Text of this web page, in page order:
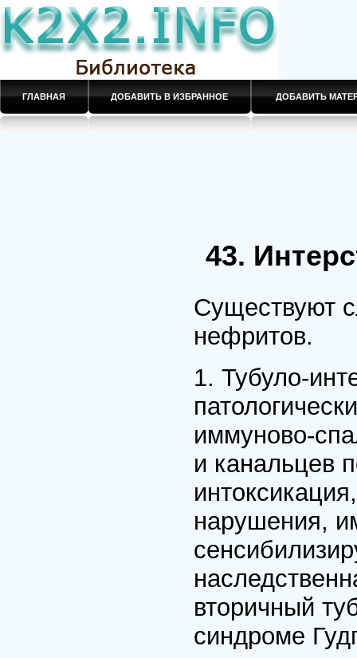
ГЛАВНАЯ ДОБАВИТЬ В ИЗБРАННОЕ ДОБАВИТЬ
43.
Существуют
нефритов.
1. Тубуло-
иммуново-
и канальцев
нарушения,
вторичный
синдроме